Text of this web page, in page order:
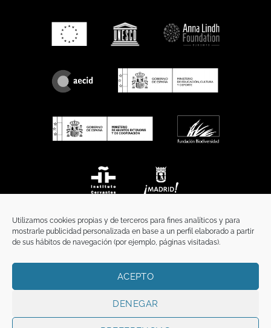
Utilizamos cookies propias y de terceros para fines analíticos y para
mostrarle publicidad personalizada en base a un perfil elaborado a partir
de sus hábitos de navegación (por ejemplo, páginas visitadas).
ACEPTO
DENEGAR
TÉRMINOS Y CONDICIONES
Copyright 2026 ©FunciFUNCI es titular de los derechos de propiedad